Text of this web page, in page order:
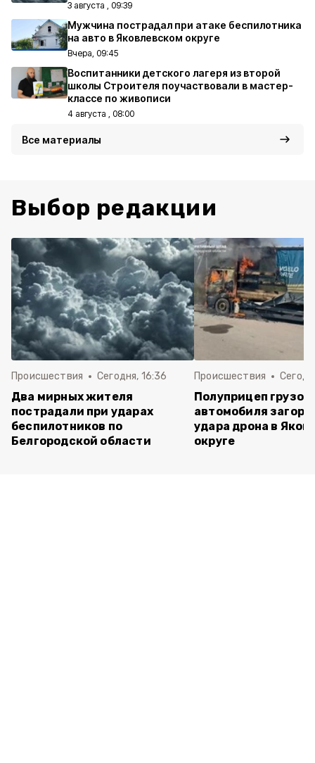
3 августа , 09:39
Мужчина пострадал при атаке беспилотника
на авто в Яковлевском округе
Вчера, 09:45
Воспитанники детского лагеря из второй
школы Строителя поучаствовали в мастер-
классе по живописи
4 августа , 08:00
Все материалы
Выбор редакции
Происшествия Сегодня, 16:36
Два мирных жителя
пострадали при ударах
беспилотников по
Белгородской области
Происшествия
Полуприцеп
автомобиля
удара дрона в
округе